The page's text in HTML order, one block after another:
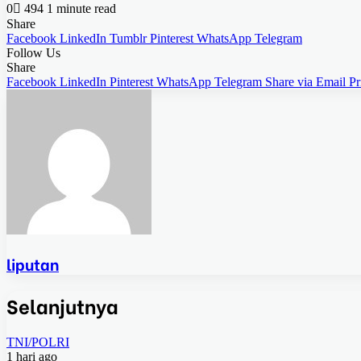
0 494 1 minute read
Share
Facebook LinkedIn Tumblr Pinterest WhatsApp Telegram
Follow Us
Share
Facebook LinkedIn Pinterest WhatsApp Telegram Share via Email
liputan
Selanjutnya
TNI/POLRI
1 hari ago